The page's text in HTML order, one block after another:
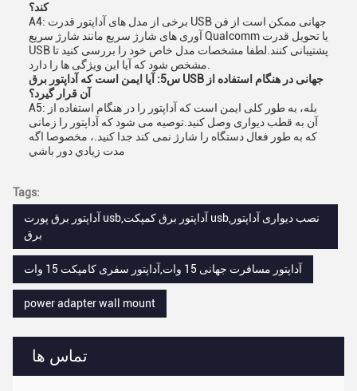
تماس ها
کند؟
A4: برخی از مدل های آداپتور قدرت USB جهانی ممکن است از فن
آوری های شارژ سریع مانند شارژ سریع Qualcomm یا تحویل قدرت
USB پشتیبانی کنند.لطفا مشخصات مدل خاص خود را بررسی کنید تا
س5: آیا ایمن است که آداپتور برق USB جهانی در هنگام استفاده از
آن قرار گیرد؟
A5: بله، به طور کلی ایمن است که آداپتور را در هنگام استفاده از
آن به قطب دیواری وصل کنید.توصیه می شود که آداپتور را زمانی
که به طور فعال دستگاه را شارژ نمی کند جدا کنید.، مخصوصا اگه
مدت زيادي دور باشي
Tags:
آداپتور برق پورت usb,آداپتور برق کمپکت usb,نصب دیواری آداپتور
برق
آداپتور مسافرت جهانی 15 وات,آداپتور سفری کامپکت 15 وات
power adapter wall mount